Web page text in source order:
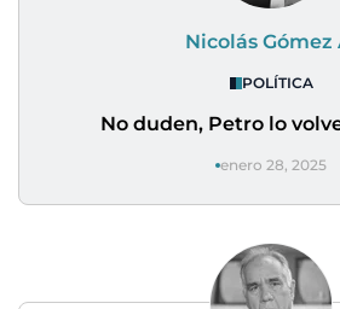
Nicolás Gómez
POLÍTICA
No duden, Petro lo
enero 28, 2025